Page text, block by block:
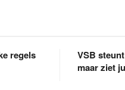
regels
VSB
maar ziet